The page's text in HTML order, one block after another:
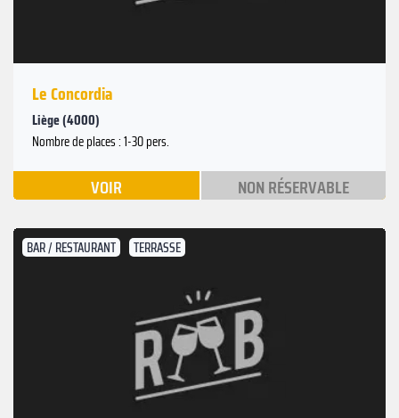
Le Concordia
Liège (4000)
Nombre de places : 1-30 pers.
VOIR NON RÉSERVABLE
BAR / RESTAURANT TERRASSE